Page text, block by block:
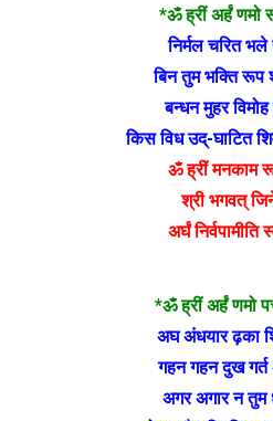
*ॐ ह्रीं अर्हं णमो
निर्मल चरित भले
बिन तुम भक्ति रूप
बन्धन मुहर
किस विध उद्-घाटित
ॐ ह्रीं मनकाम
श्री भगवत्
अर्घं निर्वपामीति
*ॐ ह्रीं अर्हं णमो
अघ अंधयार ढ़का
गहन गहन दुख
अगर अगार न तुम